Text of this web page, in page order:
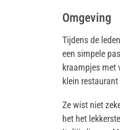
Omgeving
Tijdens de
een simpele
kraampjes met
klein
Ze wist niet
het het